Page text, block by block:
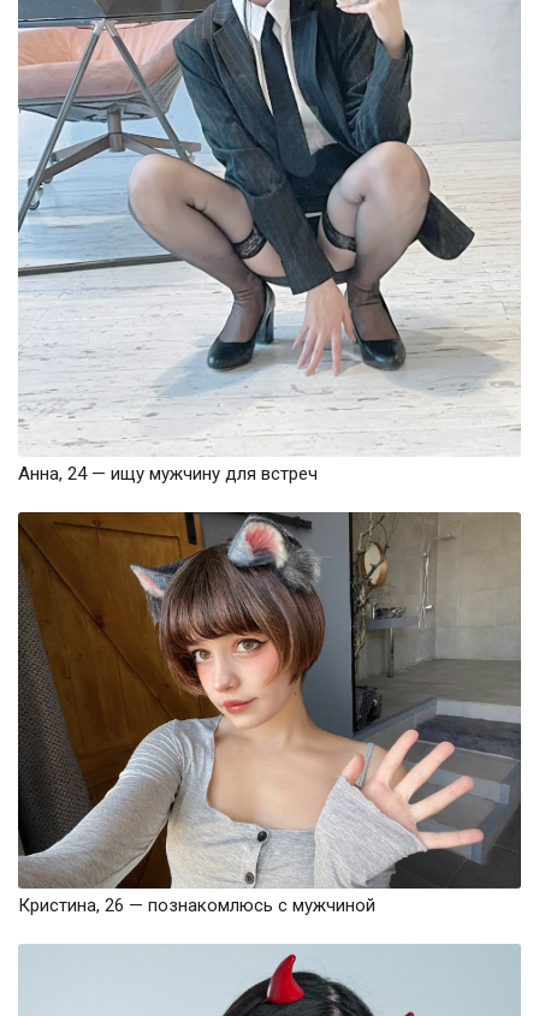
Анна, 24 — ищу мужчину для встреч
Кристина, 26 — познакомлюсь с мужчиной